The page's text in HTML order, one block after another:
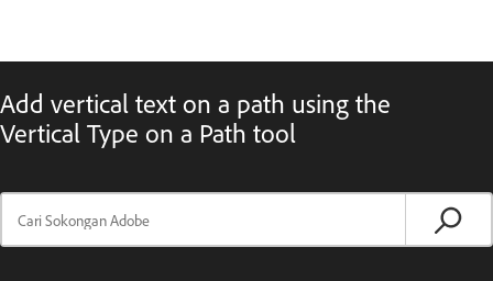
Add vertical text on a path using the
Vertical Type on a Path tool